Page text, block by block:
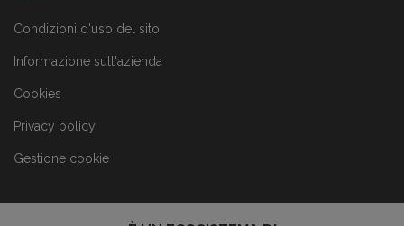
Condizioni d'uso del sito
Informazione sull'azienda
Cookies
Privacy policy
Gestione cookie